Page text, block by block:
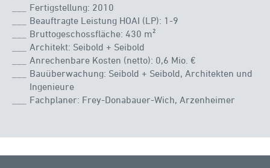
Fertigstellung: 2010
Beauftragte Leistung HOAI (LP): 1-9
Bruttogeschossfläche: 430 m²
Architekt: Seibold + Seibold
Anrechenbare Kosten (netto): 0,6 Mio. €
Bauüberwachung: Seibold + Seibold, Architekten und
Ingenieure
Fachplaner: Frey-Donabauer-Wich, Arzenheimer